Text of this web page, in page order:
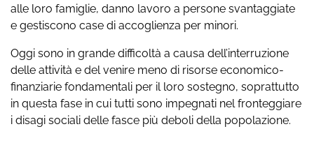
alle loro famiglie, danno lavoro a persone svantaggiate
e gestiscono case di accoglienza per minori.
Oggi sono in grande difficoltà a causa dell’interruzione
delle attività e del venire meno di risorse economico-
finanziarie fondamentali per il loro sostegno, soprattutto
in questa fase in cui tutti sono impegnati nel fronteggiare
i disagi sociali delle fasce più deboli della popolazione.